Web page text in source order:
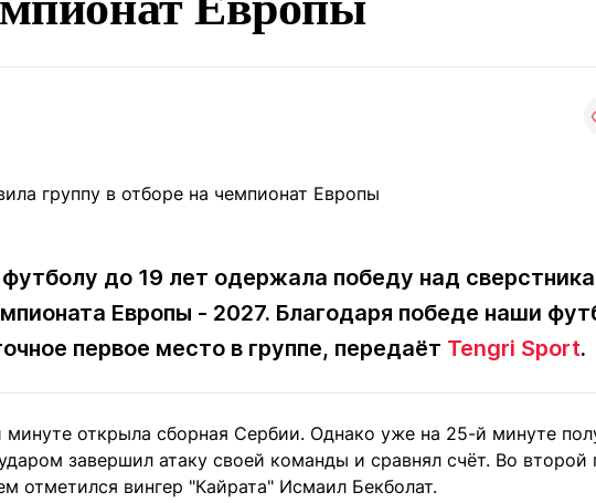
Контакты редакции Вакансии Реклама Пресс-центр
(700) 3 888 188
до 19 лет одержала победу над
Европы - 2027. Благодаря победе наши
первое место в группе, передаёт Tengri Sport.
минуте открыла сборная Сербии. Однако уже на 25-й минуте
завершил атаку своей команды и сравнял счёт. Во второй
отметился вингер "Кайрата" Исмаил Бекболат.